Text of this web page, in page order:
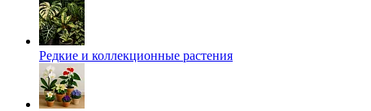
Редкие и коллекционные растения